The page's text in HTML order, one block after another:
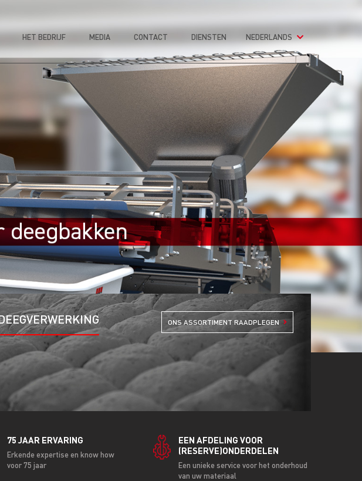
HET BEDRIJF MEDIA CONTACT DIENSTEN NEDERLANDS
ONS ASSORTIMENT RAADPLEGEN
75 JAAR ERVARING
Erkende expertise en know how
voor 75 jaar
EEN AFDELING VOOR
(RESERVE)ONDERDELEN
Een unieke service voor het onderhoud
van uw materiaal